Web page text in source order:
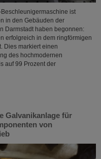
ist
in den Gebäuden der
Darmstadt haben begonnen:
erfolgreich in dem ringförmigen
Dies markiert einen
des hochmodernen
auf 99 Prozent der
Galvanikanlage für
von